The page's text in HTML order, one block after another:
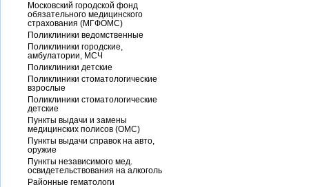
Московский городской фонд
обязательного медицинского
страхования (МГФОМС)
Поликлиники ведомственные
Поликлиники городские,
амбулатории, МСЧ
Поликлиники детские
Поликлиники стоматологические
взрослые
Поликлиники стоматологические
детские
Пункты выдачи и замены
медицинских полисов (ОМС)
Пункты выдачи справок на авто,
оружие
Пункты независимого мед.
освидетельствования на алкоголь
Районные гематологи